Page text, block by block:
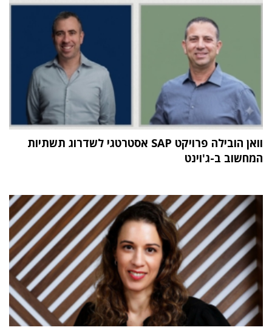
וואן הובילה פרויקט SAP אסטרטגי לשדרוג תשתיות
המחשוב ב-ג'וינט